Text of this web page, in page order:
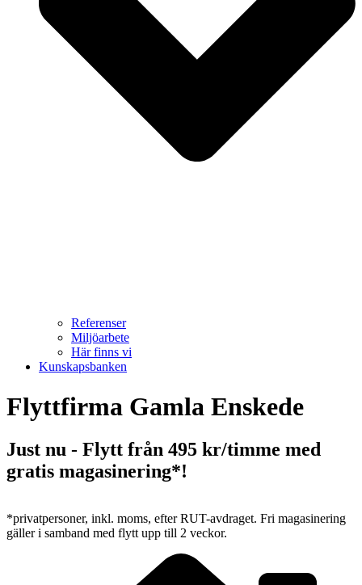
Referenser
Miljöarbete
Här finns vi
Kunskapsbanken
Flyttfirma Gamla Enskede
Just nu - Flytt från 495 kr/timme med
gratis magasinering*!
*privatpersoner, inkl. moms, efter RUT-avdraget. Fri magasinering
gäller i samband med flytt upp till 2 veckor.